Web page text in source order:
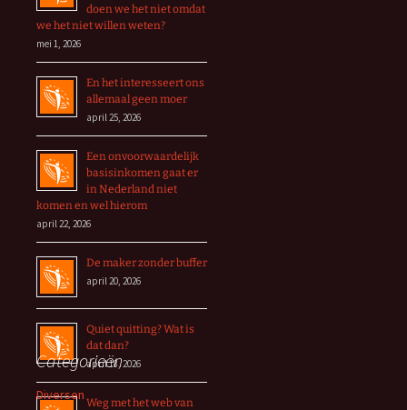
doen we het niet omdat
we het niet willen weten?
mei 1, 2026
En het interesseert ons
allemaal geen moer
april 25, 2026
Een onvoorwaardelijk
basisinkomen gaat er
in Nederland niet
komen en wel hierom
april 22, 2026
De maker zonder buffer
april 20, 2026
Quiet quitting? Wat is
dat dan?
april 18, 2026
Weg met het web van
Categorieën
Diversen